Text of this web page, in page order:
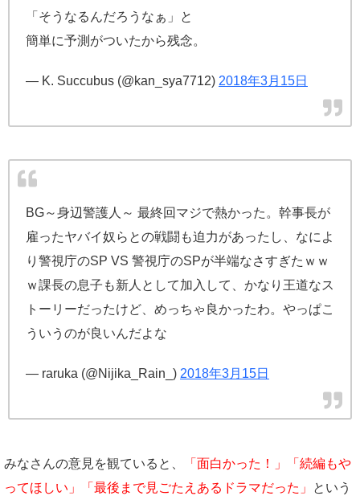
「そうなるんだろうなぁ」と
簡単に予測がついたから残念。
— K. Succubus (@kan_sya7712) 2018年3月15日
BG～身辺警護人～ 最終回マジで熱かった。幹事長が
雇ったヤバイ奴らとの戦闘も迫力があったし、なによ
り警視庁のSP VS 警視庁のSPが半端なさすぎたｗｗ
ｗ課長の息子も新人として加入して、かなり王道なス
トーリーだったけど、めっちゃ良かったわ。やっぱこ
ういうのが良いんだよな
— raruka (@Nijika_Rain_) 2018年3月15日
みなさんの意見を観ていると、
「面白かった！」「続編もや
ってほしい」「最後まで見ごたえあるドラマだった」
という